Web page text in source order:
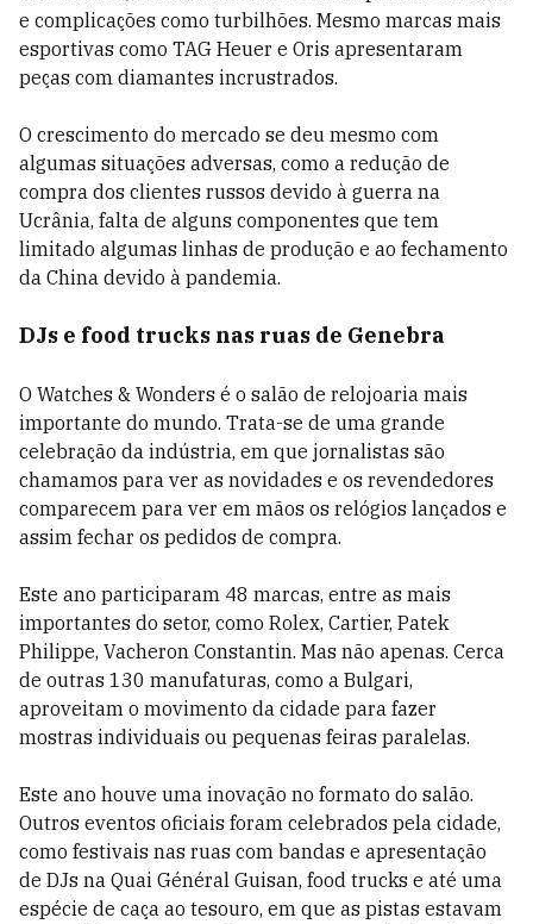
e complicações como turbilhões. Mesmo marcas mais
esportivas como TAG Heuer e Oris apresentaram
peças com diamantes incrustrados.
O crescimento do mercado se deu mesmo com
algumas situações adversas, como a redução de
compra dos clientes russos devido à guerra na
Ucrânia, falta de alguns componentes que tem
limitado algumas linhas de produção e ao fechamento
da China devido à pandemia.
DJs e food trucks nas ruas de Genebra
O Watches & Wonders é o salão de relojoaria mais
importante do mundo. Trata-se de uma grande
celebração da indústria, em que jornalistas são
chamamos para ver as novidades e os revendedores
comparecem para ver em mãos os relógios lançados e
assim fechar os pedidos de compra.
Este ano participaram 48 marcas, entre as mais
importantes do setor, como Rolex, Cartier, Patek
Philippe, Vacheron Constantin. Mas não apenas. Cerca
de outras 130 manufaturas, como a Bulgari,
aproveitam o movimento da cidade para fazer
mostras individuais ou pequenas feiras paralelas.
Este ano houve uma inovação no formato do salão.
Outros eventos oficiais foram celebrados pela cidade,
como festivais nas ruas com bandas e apresentação
de DJs na Quai Général Guisan, food trucks e até uma
espécie de caça ao tesouro, em que as pistas estavam